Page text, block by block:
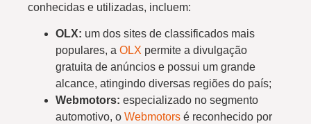
conhecidas e utilizadas, incluem:
OLX: um dos sites de classificados mais
populares, a OLX permite a divulgação
gratuita de anúncios e possui um grande
alcance, atingindo diversas regiões do país;
Webmotors: especializado no segmento
automotivo, o Webmotors é reconhecido por